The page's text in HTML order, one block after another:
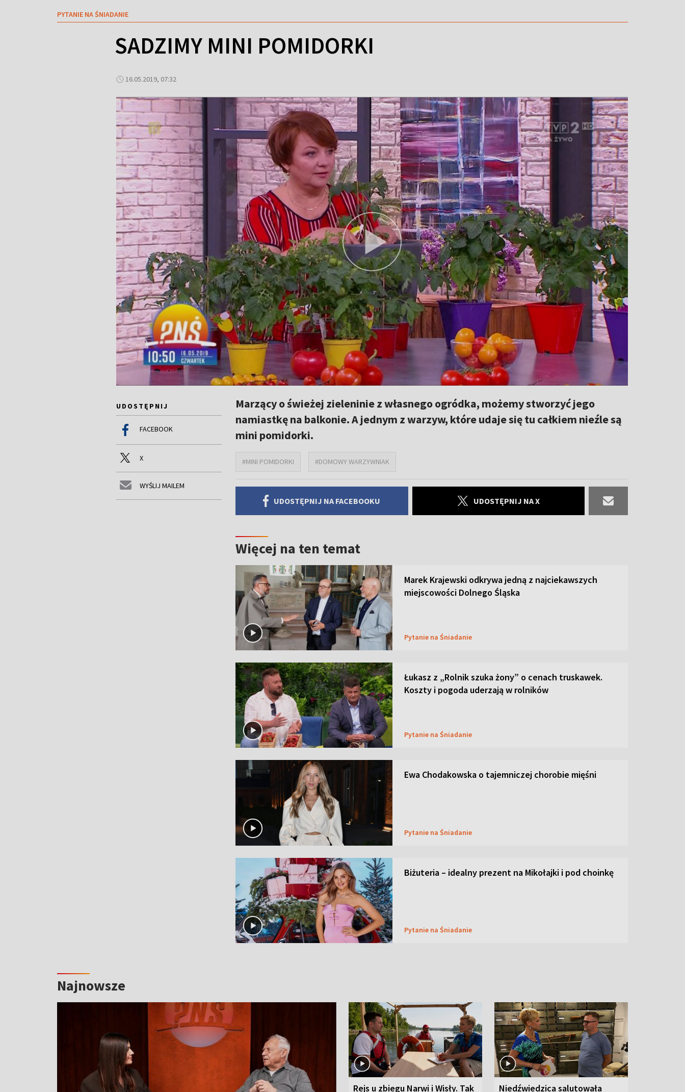
PYTANIE NA ŚNIADANIE
SADZIMY MINI POMIDORKI
16.05.2019, 07:32
UDOSTĘPNIJ
FACEBOOK
X
WYŚLIJ MAILEM
Marzący o świeżej zieleninie z własnego ogródka, możemy stworzyć jego
namiastkę na balkonie. A jednym z warzyw, które udaje się tu całkiem nieźle są
mini pomidorki.
#MINI POMIDORKI #DOMOWY WARZYWNIAK
UDOSTĘPNIJ NA FACEBOOKU UDOSTĘPNIJ NA X
Więcej na ten temat
Marek Krajewski odkrywa jedną z najciekawszych
miejscowości Dolnego Śląska
Pytanie na Śniadanie
Łukasz z „Rolnik szuka żony” o cenach truskawek.
Koszty i pogoda uderzają w rolników
Pytanie na Śniadanie
Ewa Chodakowska o tajemniczej chorobie mięśni
Pytanie na Śniadanie
Biżuteria – idealny prezent na Mikołajki i pod choinkę
Pytanie na Śniadanie
Najnowsze
Rejs u zbiegu Narwi i Wisły. Tak
Niedźwiedzica salutowała